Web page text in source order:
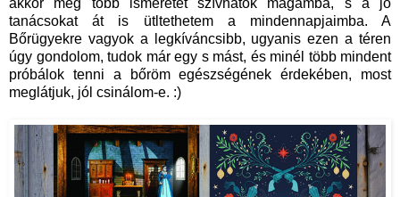
akkor még több ismeretet szívhatok magamba, s a jó
tanácsokat át is ütltethetem a mindennapjaimba. A
Bőrügyekre vagyok a legkíváncsibb, ugyanis ezen a téren
úgy gondolom, tudok már egy s mást, és minél több mindent
próbálok tenni a bőröm egészségének érdekében, most
meglátjuk, jól csinálom-e. :)